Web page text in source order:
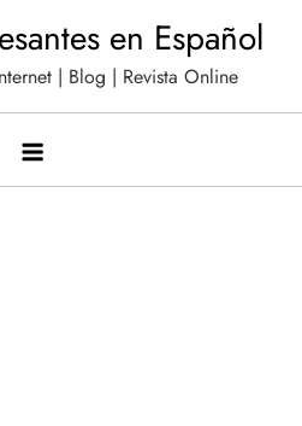
en Español
| Blog | Revista Online